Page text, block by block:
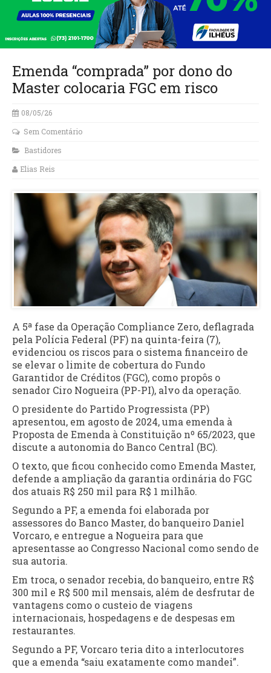
Emenda “comprada” por dono do
Master colocaria FGC em risco
08/05/26
Sem Comentário
Bastidores
Elias Reis
A 5ª fase da Operação Compliance Zero, deflagrada
pela Polícia Federal (PF) na quinta-feira (7),
evidenciou os riscos para o sistema financeiro de
se elevar o limite de cobertura do Fundo
Garantidor de Créditos (FGC), como propôs o
senador Ciro Nogueira (PP-PI), alvo da operação.
O presidente do Partido Progressista (PP)
apresentou, em agosto de 2024, uma emenda à
Proposta de Emenda à Constituição nº 65/2023, que
discute a autonomia do Banco Central (BC).
O texto, que ficou conhecido como Emenda Master,
defende a ampliação da garantia ordinária do FGC
dos atuais R$ 250 mil para R$ 1 milhão.
Segundo a PF, a emenda foi elaborada por
assessores do Banco Master, do banqueiro Daniel
Vorcaro, e entregue a Nogueira para que
apresentasse ao Congresso Nacional como sendo de
sua autoria.
Em troca, o senador recebia, do banqueiro, entre R$
300 mil e R$ 500 mil mensais, além de desfrutar de
vantagens como o custeio de viagens
internacionais, hospedagens e de despesas em
restaurantes.
Segundo a PF, Vorcaro teria dito a interlocutores
que a emenda “saiu exatamente como mandei”.